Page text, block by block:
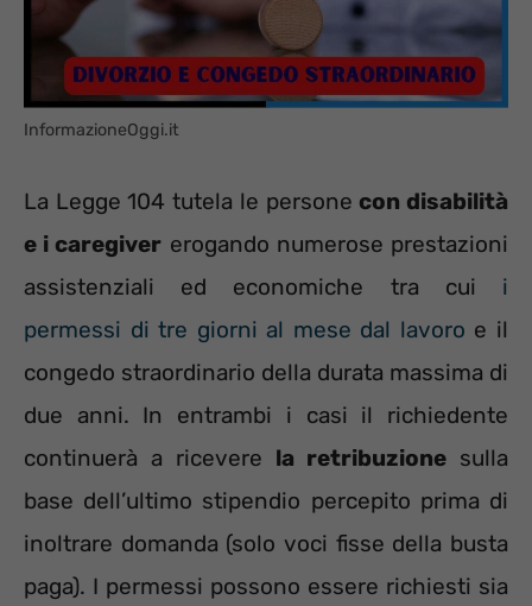
InformazioneOggi.it
La Legge 104 tutela le persone con disabilità
e i caregiver erogando numerose prestazioni
assistenziali ed economiche tra cui i
permessi di tre giorni al mese dal lavoro e il
congedo straordinario della durata massima di
due anni. In entrambi i casi il richiedente
continuerà a ricevere la retribuzione sulla
base dell’ultimo stipendio percepito prima di
inoltrare domanda (solo voci fisse della busta
paga). I permessi possono essere richiesti sia